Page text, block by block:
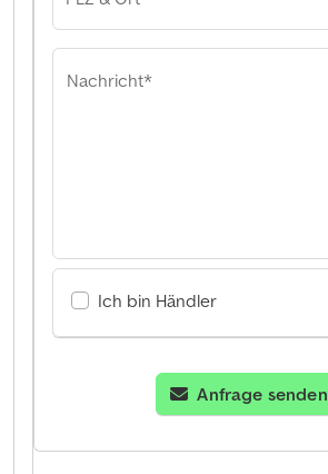
Nachricht*
Ich bin Händler
Anfrage senden